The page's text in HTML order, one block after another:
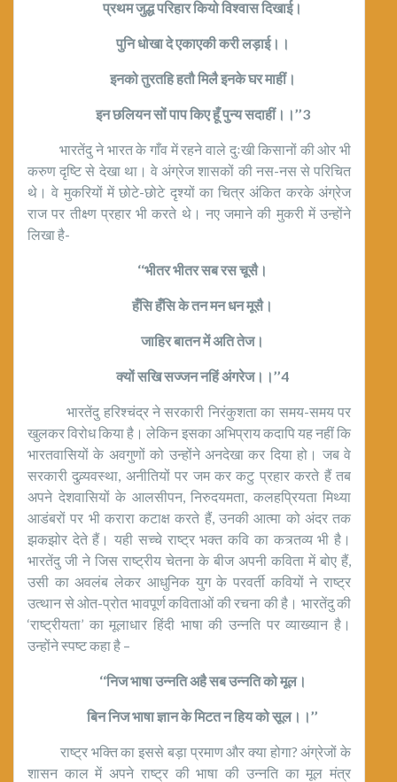
प्रथम जुद्ध परिहार कियो विश्वास दिखाई।
पुनि धोखा दे एकाएकी करी लड़ाई।।
इनको तुरतहि हतौ मिलै इनके घर माहीं।
इन छलियन सों पाप किए हूँ पुन्य सदाहीं।।’’3
भारतेंदु ने भारत के गाँव में रहने वाले दुःखी किसानों की ओर भी
करुण दृष्टि से देखा था। वे अंग्रेज शासकों की नस-नस से परिचित
थे। वे मुकरियों में छोटे-छोटे दृश्यों का चित्र अंकित करके अंग्रेज
राज पर तीक्ष्ण प्रहार भी करते थे। नए जमाने की मुकरी में उन्होंने
लिखा है-
‘‘भीतर भीतर सब रस चूसै।
हँसि हँसि के तन मन धन मूसै।
जाहिर बातन में अति तेज।
क्यों सखि सज्जन नहिं अंगरेज।।’’4
भारतेंदु हरिश्चंद्र ने सरकारी निरंकुशता का समय-समय पर
खुलकर विरोध किया है। लेकिन इसका अभिप्राय कदापि यह नहीं कि
भारतवासियों के अवगुणों को उन्होंने अनदेखा कर दिया हो। जब वे
सरकारी दुव्र्यवस्था, अनीतियों पर जम कर कटु प्रहार करते हैं तब
अपने देशवासियों के आलसीपन, निरुदयमता, कलहप्रियता मिथ्या
आडंबरों पर भी करारा कटाक्ष करते हैं, उनकी आत्मा को अंदर तक
झकझोर देते हैं। यही सच्चे राष्ट्र भक्त कवि का कत्र्तव्य भी है।
भारतेंदु जी ने जिस राष्ट्रीय चेतना के बीज अपनी कविता में बोए हैं,
उसी का अवलंब लेकर आधुनिक युग के परवर्ती कवियों ने राष्ट्र
उत्थान से ओत-प्रोत भावपूर्ण कविताओं की रचना की है। भारतेंदु की
‘राष्ट्रीयता’ का मूलाधार हिंदी भाषा की उन्नति पर व्याख्यान है।
उन्होंने स्पष्ट कहा है –
‘‘निज भाषा उन्नति अहै सब उन्नति को मूल।
बिन निज भाषा ज्ञान के मिटत न हिय को सूल।।’’
राष्ट्र भक्ति का इससे बड़ा प्रमाण और क्या होगा? अंग्रेजों के
शासन काल में अपने राष्ट्र की भाषा की उन्नति का मूल मंत्र